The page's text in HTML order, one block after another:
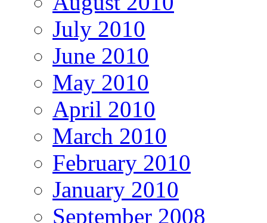
July 2010
June 2010
May 2010
April 2010
March 2010
February 2010
January 2010
September 2008